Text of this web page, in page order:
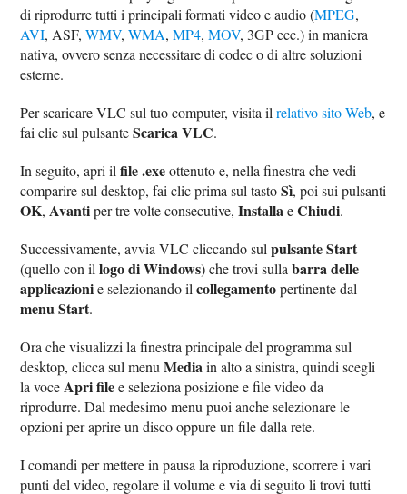
di riprodurre tutti i principali formati video e audio (MPEG,
AVI, ASF,WMV,WMA,MP4,MOV, 3GP ecc.) in maniera
nativa, ovvero senza necessitare di codec o di altre soluzioni
esterne.
Per scaricare VLC sul tuo computer, visita ilrelativo sito Web, e
fai clic sul pulsanteScarica VLC.
In seguito, apri ilfile .exeottenuto e, nella finestra che vedi
comparire sul desktop, fai clic prima sul tastoSì, poi sui pulsanti
OK,Avantiper tre volte consecutive,InstallaeChiudi.
Successivamente, avvia VLC cliccando sulpulsante Start
(quello con illogo di Windows) che trovi sullabarra delle
applicazionie selezionando ilcollegamentopertinente dal
menu Start.
Ora che visualizzi la finestra principale del programma sul
desktop, clicca sul menuMediain alto a sinistra, quindi scegli
la voceApri filee seleziona posizione e file video da
riprodurre. Dal medesimo menu puoi anche selezionare le
opzioni per aprire un disco oppure un file dalla rete.
I comandi per mettere in pausa la riproduzione, scorrere i vari
punti del video, regolare il volume e via di seguito li trovi tutti